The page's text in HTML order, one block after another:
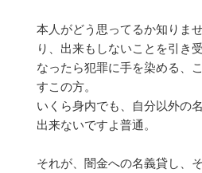
本人がどう思ってるか知りま
り、出来もしないことを引き
なったら犯罪に手を染める、
すこの方。
いくら身内でも、自分以外の
出来ないですよ普通。
それが、闇金への名義貸し、